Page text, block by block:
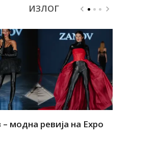
ИЗЛОГ
модна ревија на Expo